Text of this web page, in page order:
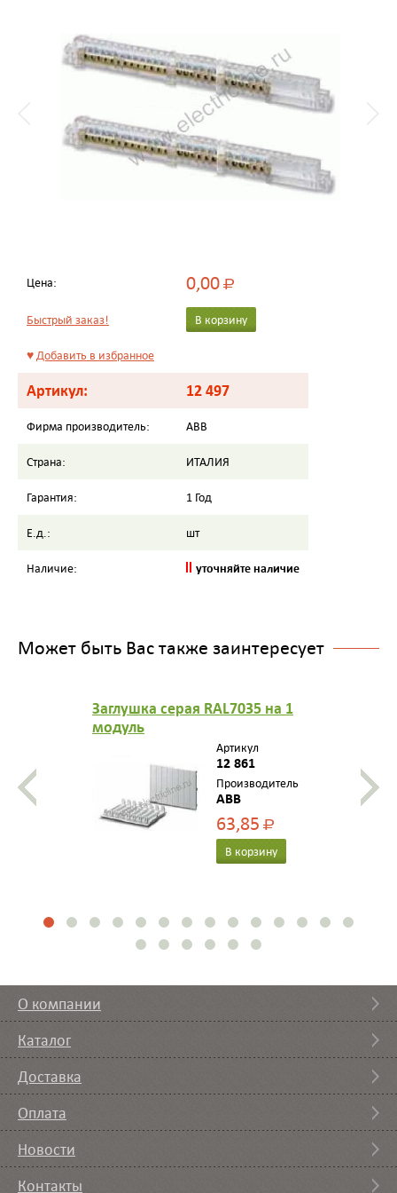
Цена: 0,00Р
Быстрый заказ! В корзину
♥Добавить в избранное
Артикул: 12 497
Фирма производитель: ABB
Страна: ИТАЛИЯ
Гарантия: 1 Год
Е.д.: шт
Наличие: уточняйте наличие
Может быть Вас также заинтересует
Заглушка серая RAL7035 на 1
модуль
Артикул
12 861
Производитель
ABB
63,85Р
В корзину
О компании
Каталог
Доставка
Оплата
Новости
Контакты